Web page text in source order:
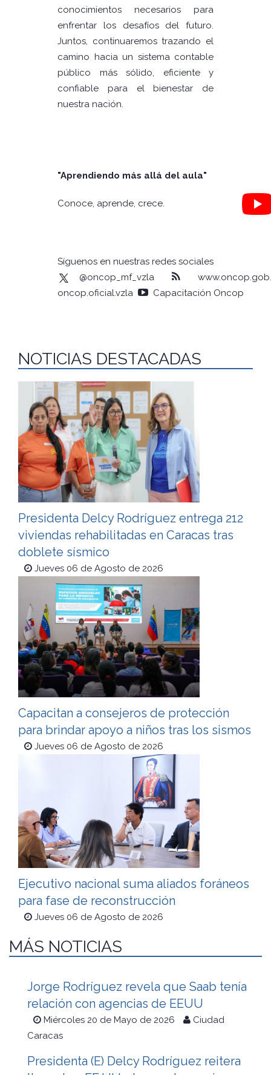
conocimientos necesarios para
enfrentar los desafíos del futuro.
Juntos, continuaremos trazando el
camino hacia un sistema contable
público más sólido, eficiente y
confiable para el bienestar de
nuestra nación.
"Aprendiendo más allá del aula"
Conoce, aprende, crece.
Síguenos en nuestras redes sociales
@oncop_mf_vzla
oncop.oficial.vzla
Capacitación Oncop
NOTICIAS DESTACADAS
Presidenta Delcy Rodríguez entrega 212
viviendas rehabilitadas en Caracas tras
doblete sísmico
Jueves 06 de Agosto de 2026
Capacitan a consejeros de protección
para brindar apoyo a niños tras los sismos
Jueves 06 de Agosto de 2026
Ejecutivo nacional suma aliados foráneos
para fase de reconstrucción
Jueves 06 de Agosto de 2026
MÁS NOTICIAS
Jorge Rodríguez revela que Saab tenía
relación con agencias de EEUU
Miércoles 20 de Mayo de 2026
Ciudad
Caracas
Presidenta (E) Delcy Rodríguez reitera